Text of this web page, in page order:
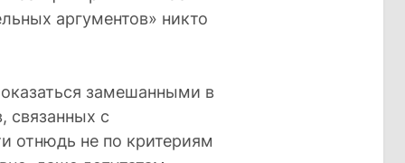
аргументов» никто
замешанными в
связанных с
отнюдь не по критериям